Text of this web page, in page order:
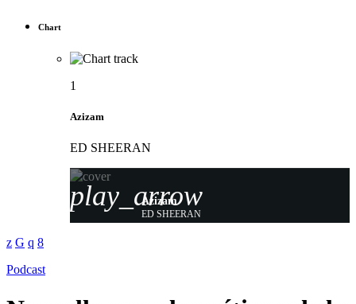
Chart
1
Azizam
ED SHEERAN
play_arrow
Azizam
ED SHEERAN
Podcast